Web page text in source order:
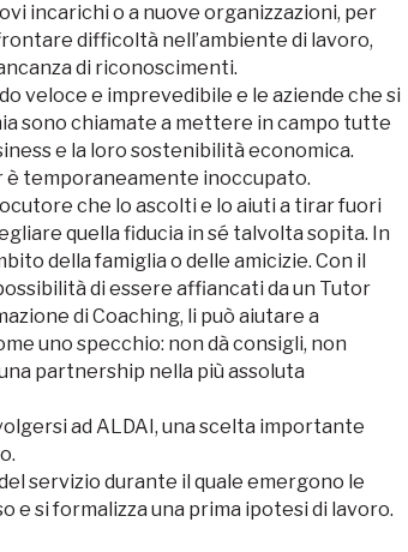
incarichi o a nuove organizzazioni, per
difficoltà nell’ambiente di lavoro,
di riconoscimenti.
veloce e imprevedibile e le aziende che si
sono chiamate a mettere in campo tutte
e la loro sostenibilità economica.
è temporaneamente inoccupato.
che lo ascolti e lo aiuti a tirar fuori
quella fiducia in sé talvolta sopita. In
della famiglia o delle amicizie. Con il
di essere affiancati da un Tutor
di Coaching, li può aiutare a
uno specchio: non dà consigli, non
partnership nella più assoluta
ad ALDAI, una scelta importante
servizio durante il quale emergono le
si formalizza una prima ipotesi di lavoro.